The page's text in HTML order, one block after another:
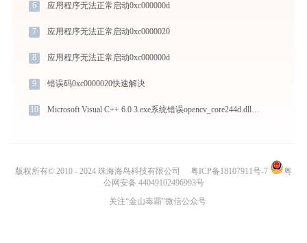
6 应用程序无法正常启动0xc000000d
7 应用程序无法正常启动0xc0000020
8 应用程序无法正常启动0xc000000d
9 错误码0xc0000020快速解决
10 Microsoft Visual C++ 6.0 3.exe系统错误opencv_core244d.dll丢失如何解决
版权所有© 2010 - 2024 珠海海鸟科技有限公司 粤ICP备18107911号-7
粤
公网安备 44049102496993号
关注“金山毒霸”微信公众号